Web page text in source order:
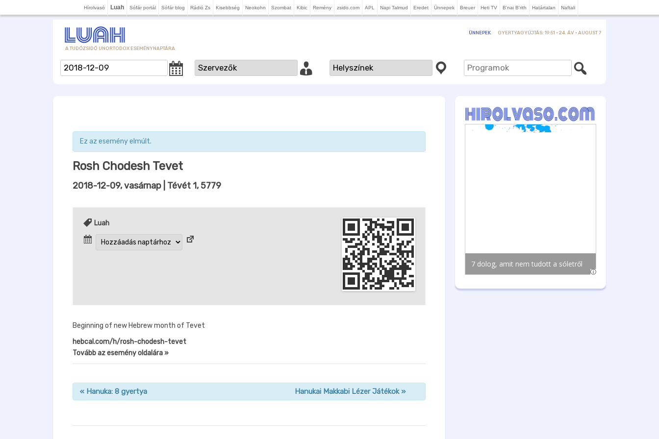
Hírolvasó Luah Sófár portál Sófár blog Rádió Zs Kisebbség Neokohn Szombat Kibic Remény zsido.com APL Napi Talmud Eredet Ünnepek Breuer Heti TV B'nai B'rith Határtalan Naftali
A TUDÓZSIDÓ UNORTODOX ESEMÉNYNAPTÁRA
ÜNNEPEK GYERTYAGYÚJTÁS: 19:51 · 24. ÁV · AUGUST 7
Ez az esemény elmúlt.
Rosh Chodesh Tevet
2018-12-09, vasárnap | Tévét 1, 5779
Luah
Beginning of new Hebrew month of Tevet
hebcal.com/h/rosh-chodesh-tevet
Tovább az esemény oldalára »
n
« Hanuka: 8 gyertya Hanukai Makkabi Lézer Játékok »